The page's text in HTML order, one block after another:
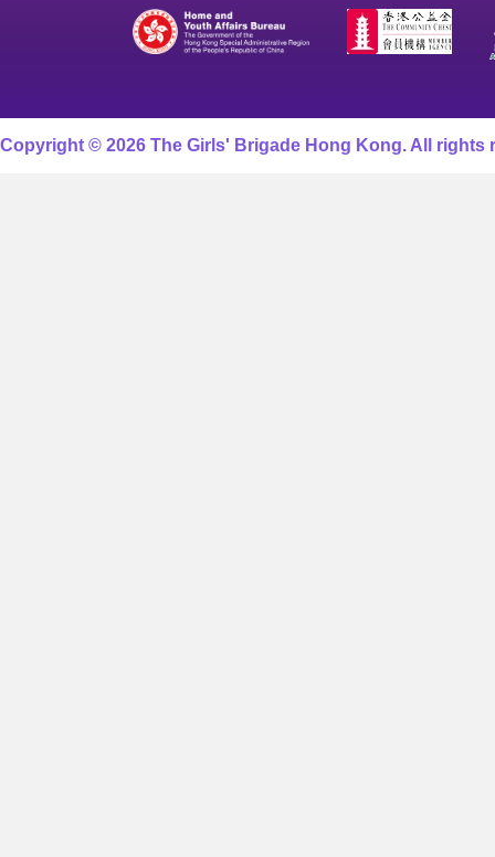
Copyright © 2026 The Girls' Brigade Hong Kong. All rights